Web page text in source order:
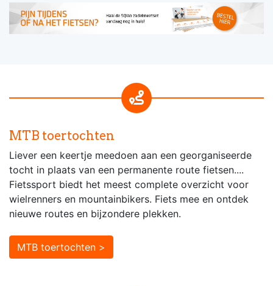
MTB toertochten
Liever een keertje meedoen aan een georganiseerde
tocht in plaats van een permanente route fietsen....
Fietssport biedt het meest complete overzicht voor
wielrenners en mountainbikers. Fiets mee en ontdek
nieuwe routes en bijzondere plekken.
MTB toertochten >